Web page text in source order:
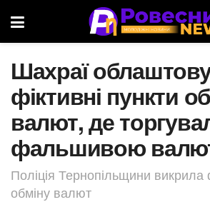
Шахраї
фіктивні пункти
валют, де
фальшивою
Поліція Тернопільщини викрила
обміну валют